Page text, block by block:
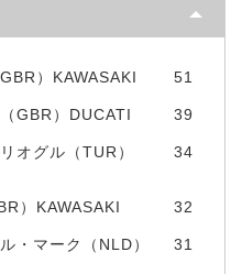
）KAWASAKI 51
GBR）DUCATI 39
オグル（TUR）
34
）KAWASAKI 32
・マーク（NLD）
31